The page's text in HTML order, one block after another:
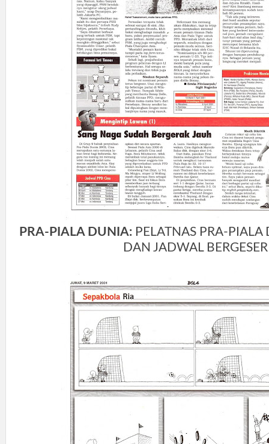
PRA-PIALA DUNIA:PELATNAS PRA-
DAN JADWAL BERGESER